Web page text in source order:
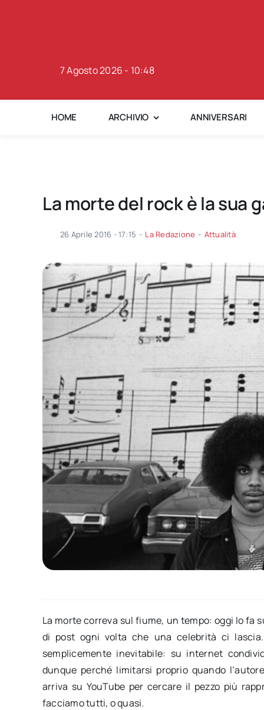
7 Agosto 2026 - 10:48
HOME ARCHIVIO ANNIVERSARI
La morte del rock è la sua
26 Aprile 2016 - 17:15 - La Redazione - Attualità
La morte correva sul fiume, un tempo: oggi lo fa
di post ogni volta che una celebrità ci
semplicemente inevitabile: su internet
dunque perché limitarsi proprio quando
arriva su YouTube per cercare il pezzo più
facciamo tutti, o quasi.